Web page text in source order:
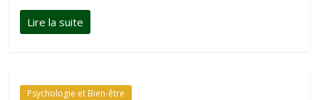
Psychologie et Bien-être